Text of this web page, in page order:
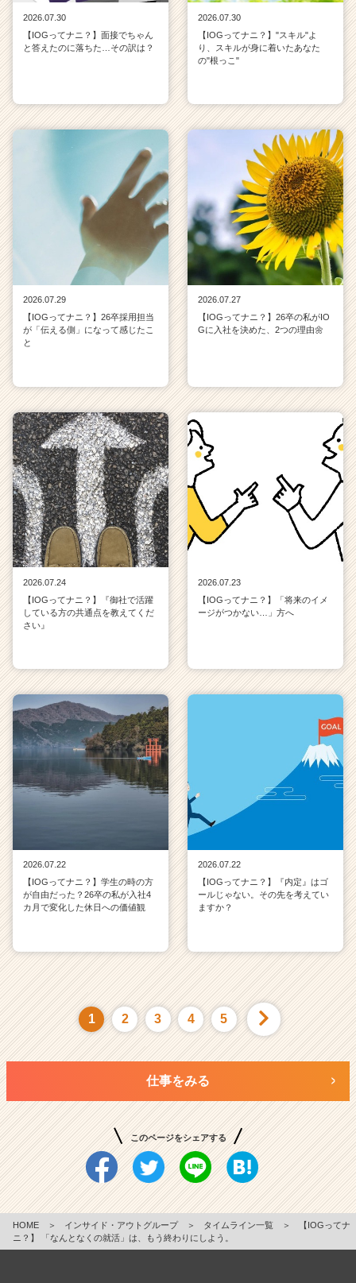
2026.07.30
【IOGってナニ？】面接でちゃん
と答えたのに落ちた…その訳は？
2026.07.30
【IOGってナニ？】"スキル"よ
り、スキルが身に着いたあなた
の"根っこ"
2026.07.29
【IOGってナニ？】26卒採用担当
が「伝える側」になって感じたこ
と
2026.07.27
【IOGってナニ？】26卒の私がIO
Gに入社を決めた、2つの理由🌼
2026.07.24
【IOGってナニ？】『御社で活躍
している方の共通点を教えてくだ
さい』
2026.07.23
【IOGってナニ？】「将来のイメ
ージがつかない…」方へ
2026.07.22
【IOGってナニ？】学生の時の方
が自由だった？26卒の私が入社4
カ月で変化した休日への価値観
2026.07.22
【IOGってナニ？】『内定』はゴ
ールじゃない。その先を考えてい
ますか？
1 2 3 4 5
仕事をみる
このページをシェアする
HOME ＞ インサイド・アウトグループ ＞ タイムライン一覧 ＞
【IOGってナ
ニ？】 「なんとなくの就活」は、もう終わりにしよう。